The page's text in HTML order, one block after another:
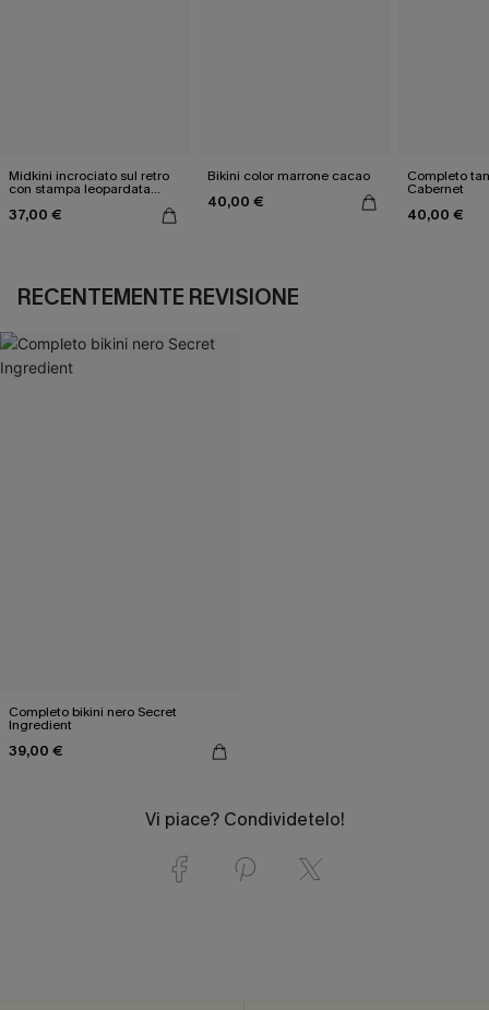
Midkini incrociato sul retro
con stampa leopardata
37,00 €
Bikini color marrone cacao
40,00 €
Completo
Cabernet
40,00 €
RECENTEMENTE REVISIONE
Completo bikini nero Secret
Ingredient
39,00 €
Vi piace? Condividetelo!